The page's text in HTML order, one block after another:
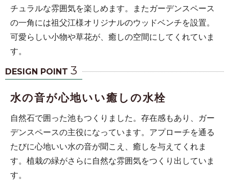
チュラルな雰囲気を楽しめます。またガーデンスペース
の一角には祖父江様オリジナルのウッドベンチを設置。
可愛らしい小物や草花が、癒しの空間にしてくれていま
す。
DESIGN POINT 3
水の音が心地いい癒しの水栓
自然石で囲った池もつくりました。存在感もあり、ガー
デンスペースの主役になっています。アプローチを通る
たびに心地いい水の音が聞こえ、癒しを与えてくれま
す。植栽の緑がさらに自然な雰囲気をつくり出していま
す。